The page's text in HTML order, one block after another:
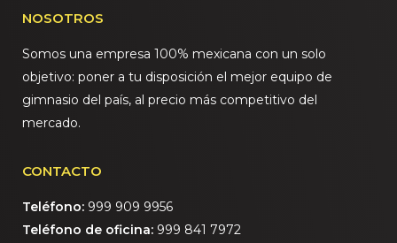
NOSOTROS
Somos una empresa 100% mexicana con un solo
objetivo: poner a tu disposición el mejor equipo de
gimnasio del país, al precio más competitivo del
mercado.
CONTACTO
Teléfono: 999 909 9956
Teléfono de oficina: 999 841 7972